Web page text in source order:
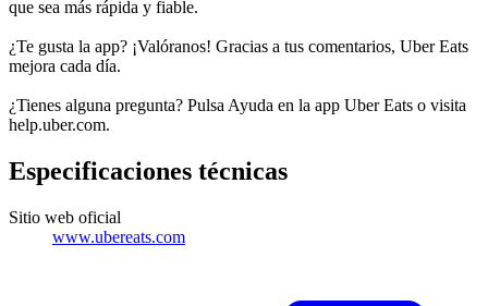
que sea más rápida y fiable.
¿Te gusta la app? ¡Valóranos! Gracias a tus comentarios, Uber Eats
mejora cada día.
¿Tienes alguna pregunta? Pulsa Ayuda en la app Uber Eats o visita
help.uber.com.
Especificaciones técnicas
Sitio web oficial
www.ubereats.com